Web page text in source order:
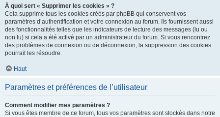
À quoi sert « Supprimer les cookies » ?
Cela supprime tous les cookies créés par phpBB qui conservent vos
paramètres d’authentification et votre connexion au forum. Ils fournissent aussi
des fonctionnalités telles que les indicateurs de lecture des messages (lu ou
non lu) si cela a été activé par un administrateur du forum. Si vous rencontrez
des problèmes de connexion ou de déconnexion, la suppression des cookies
pourrait les résoudre.
Haut
Paramètres et préférences de l’utilisateur
Comment modifier mes paramètres ?
Si vous êtes membre de ce forum, tous vos paramètres sont stockés dans notre